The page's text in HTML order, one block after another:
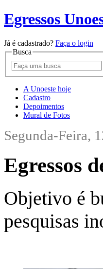
Egressos
Já é cadastrado? Faça o login
Busca
A Unoeste hoje
Cadastro
Depoimentos
Mural de Fotos
Segunda-Feira,
Egressos
Objetivo é
pesquisas